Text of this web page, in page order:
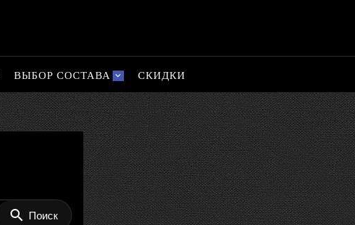
ВЫБОР СОСТАВА СКИДКИ
 Поиск